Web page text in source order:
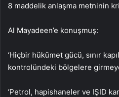
8 maddelik anlaşma metninin
Al Mayadeen’e konuşmuş:
‘Hiçbir hükümet gücü, sınır
kontrolündeki bölgelere
‘Petrol, hapishaneler ve IŞID